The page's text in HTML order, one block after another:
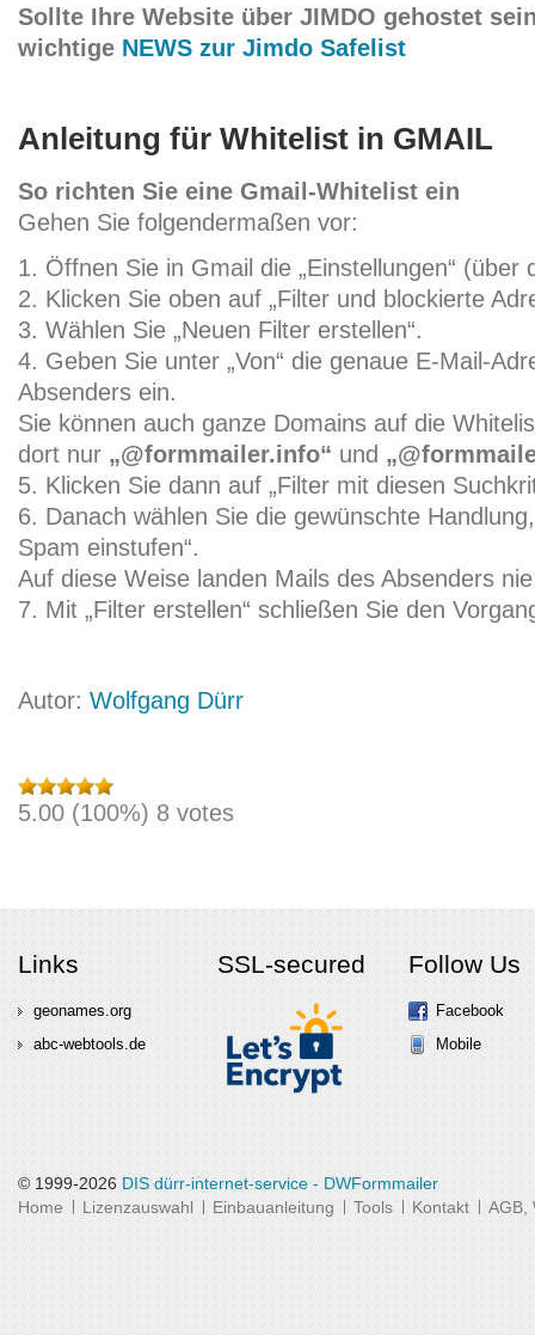
Sollte Ihre Website über JIMDO gehostet
wichtige NEWS zur Jimdo Safelist
Anleitung für Whitelist in GMAIL
So richten Sie eine Gmail-Whitelist ein
Gehen Sie folgendermaßen vor:
1. Öffnen Sie in Gmail die „Einstellungen“ (über
2. Klicken Sie oben auf „Filter und blockierte
3. Wählen Sie „Neuen Filter erstellen“.
4. Geben Sie unter „Von“ die genaue E-Mail-
Absenders ein.
Sie können auch ganze Domains auf die
dort nur „@formmailer.info“ und
5. Klicken Sie dann auf „Filter mit diesen
6. Danach wählen Sie die gewünschte
Spam einstufen“.
Auf diese Weise landen Mails des Absenders
7. Mit „Filter erstellen“ schließen Sie den
Autor: Wolfgang Dürr
5.00 (100%) 8 votes
Links
geonames.org
abc-webtools.de
SSL-secured Follow Us
Facebook
Mobile
© 1999-2026DIS dürr-internet-service - DWFormmailer
Home
Lizenzauswahl Einbauanleitung Tools Kontakt AGB,